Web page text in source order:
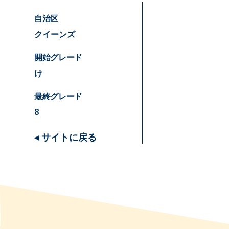
自治区
クイーンズ
開始グレード
け
最終グレード
8
◂ サイトに戻る